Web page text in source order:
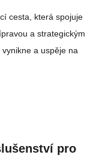
cesta, která spojuje
a strategickým
a uspěje na
pro